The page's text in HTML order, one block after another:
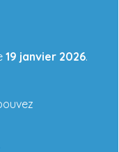
19 janvier 2026.